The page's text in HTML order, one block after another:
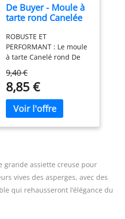
l'aluminium classique
CUISSON PARFAITE :
chaleur FABRIQUE EN
ALUMINIUM 100%
RECYCLE : jusqu'à 2 fois
plus résistant que
l'aluminium traditionnel ;
Alliage ultra écologique
nécessitant jusqu'à 95%
d'énergie en moins pour
sa fabrication ECO-
RESPONSABLE : produit
lave-vaisselle FABRIQUE
EN France
De Buyer - Moule à
tarte rond Canelée
- Diamètre 20 cm -,
Noir
ROBUSTE ET
PERFORMANT : Le moule
à tarte Canelé rond De
moule pour les amateurs
de pâtisserie. Il prime
par son design
authentique, son bord
droit et son fond fixe.
CUISSON OPTIMALE :
permet une diffusion
homogène de la chaleur,
une cuisson uniforme et
une caramélisation des
9,40 €
8,85 €
grande assiette creuse pour
vives des asperges, avec des
qui rehausseront l’élégance du